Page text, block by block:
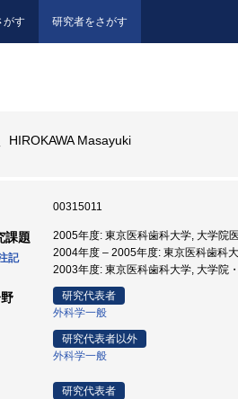
がす 研究者をさがす
HIROKAWA Masayuki
00315011
課題
記
2005年度: 東京医科歯科大学, 大学院
2004年度 – 2005年度: 東京医科歯科
2003年度: 東京医科歯科大学, 大学院
研究代表者
外科学一般
研究代表者以外
外科学一般
研究代表者